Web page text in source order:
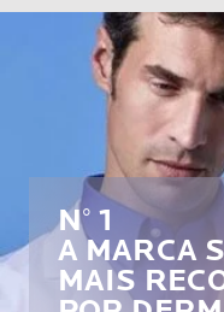
N° 1
A MARCA
MAIS